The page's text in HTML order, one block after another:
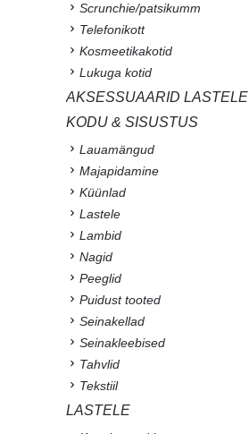
Scrunchie/patsikumm
Telefonikott
Kosmeetikakotid
Lukuga kotid
AKSESSUAARID LASTELE
KODU & SISUSTUS
Lauamängud
Majapidamine
Küünlad
Lastele
Lambid
Nagid
Peeglid
Puidust tooted
Seinakellad
Seinakleebised
Tahvlid
Tekstiil
LASTELE